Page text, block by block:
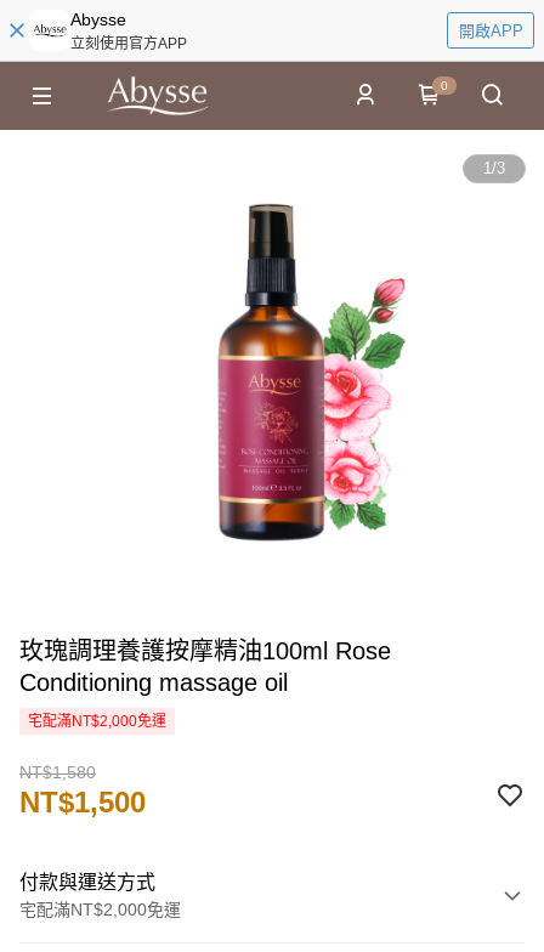
Abysse
立刻使用官方APP
開啟APP
0
1/3
玫瑰調理養護按摩精油100ml Rose
Conditioning massage oil
宅配滿NT$2,000免運
NT$1,580
NT$1,500
付款與運送方式
宅配滿NT$2,000免運